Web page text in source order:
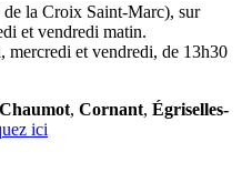
de la Croix Saint-Marc), sur
et vendredi matin.
mercredi et vendredi, de 13h30
Chaumot, Cornant, Égriselles-
ici